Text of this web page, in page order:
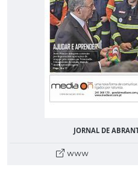
JORNAL DE
www